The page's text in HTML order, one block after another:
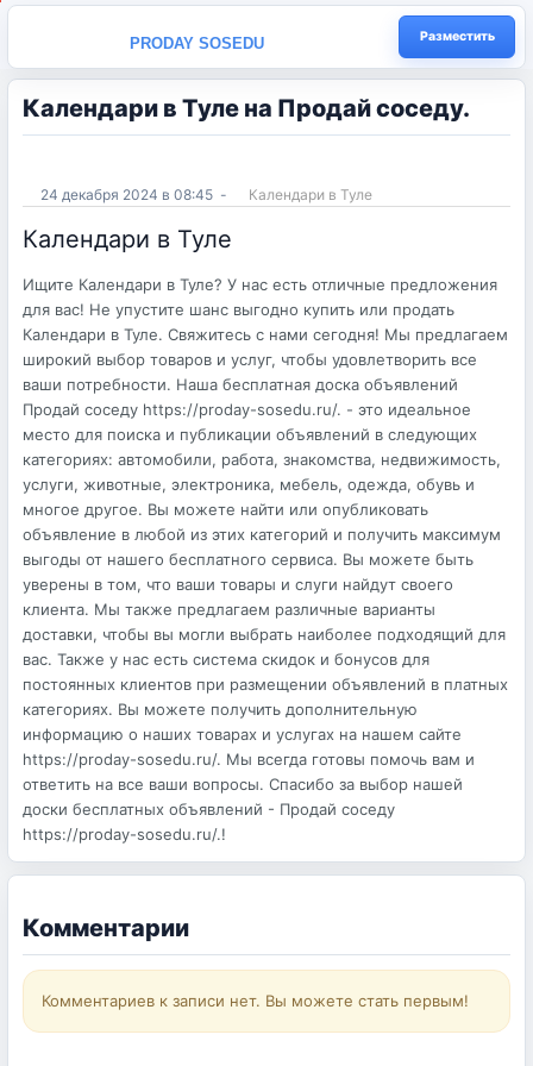
PRODAY SOSEDU Разместить
Календари в Туле на Продай соседу.
24 декабря 2024 в 08:45 - Календари в Туле
Календари в Туле
Ищите Календари в Туле? У нас есть отличные предложения
для вас! Не упустите шанс выгодно купить или продать
Календари в Туле. Свяжитесь с нами сегодня! Мы предлагаем
широкий выбор товаров и услуг, чтобы удовлетворить все
ваши потребности. Наша бесплатная доска объявлений
Продай соседу https://proday-sosedu.ru/. - это идеальное
место для поиска и публикации объявлений в следующих
категориях: автомобили, работа, знакомства, недвижимость,
услуги, животные, электроника, мебель, одежда, обувь и
многое другое. Вы можете найти или опубликовать
объявление в любой из этих категорий и получить максимум
выгоды от нашего бесплатного сервиса. Вы можете быть
уверены в том, что ваши товары и слуги найдут своего
клиента. Мы также предлагаем различные варианты
доставки, чтобы вы могли выбрать наиболее подходящий для
вас. Также у нас есть система скидок и бонусов для
постоянных клиентов при размещении объявлений в платных
категориях. Вы можете получить дополнительную
информацию о наших товарах и услугах на нашем сайте
https://proday-sosedu.ru/. Мы всегда готовы помочь вам и
ответить на все ваши вопросы. Спасибо за выбор нашей
доски бесплатных объявлений - Продай соседу
https://proday-sosedu.ru/.!
Комментарии
Комментариев к записи нет. Вы можете стать первым!